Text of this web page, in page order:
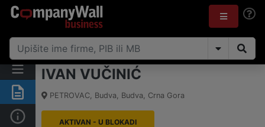
Sažetak
IVAN VUČINIĆ
PETROVAC, Budva, Budva, Crna Gora
AKTIVAN - U BLOKADI